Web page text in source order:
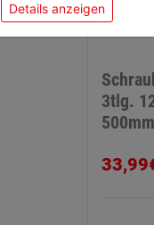
3tlg.
500mm
Details anzeigen